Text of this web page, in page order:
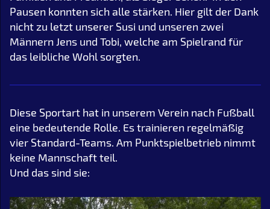
Pausen konnten sich alle stärken. Hier gilt der Dank
nicht zu letzt unserer Susi und unseren zwei
Männern Jens und Tobi, welche am Spielrand für
das leibliche Wohl sorgten.
Diese Sportart hat in unserem Verein nach Fußball
eine bedeutende Rolle. Es trainieren regelmäßig
vier Standard-Teams. Am Punktspielbetrieb nimmt
keine Mannschaft teil.
Und das sind sie: